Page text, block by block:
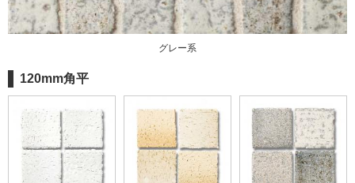
グレー系
120mm角平